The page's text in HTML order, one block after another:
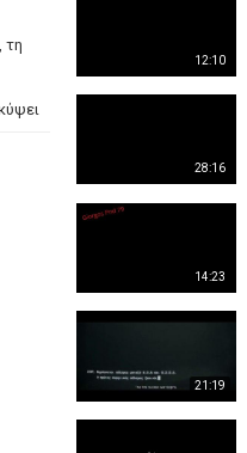
τη
12:10
28:16
14:23
21:19